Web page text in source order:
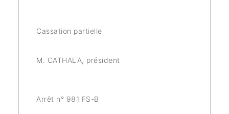
Cassation partielle
M. CATHALA, président
Arrêt n° 981 FS-B